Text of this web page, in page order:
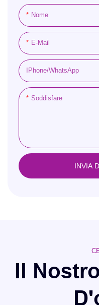
Nome
E-Mail
IPhone/WhatsApp
Soddisfare
INVIA
Il